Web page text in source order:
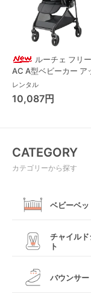
ルーチェ フリー
AC A型ベビーカー ア
プリカ(Aprica) A型ベビ
ーカー アップリカ
(Aprica)
レンタル
10,087円
CATEGORY
カテゴリーから探す
ベビーベッ
すべて
レギュラーサイズベ
チャイルド
ト
すべて
バウンサー